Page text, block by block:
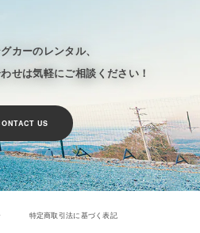
カーのレンタル、
せは気軽にご相談ください！
US
特定商取引法に基づく表記